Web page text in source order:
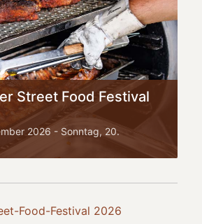
Street Food Festival
2026 - Sonntag, 20.
Food-Festival 2026